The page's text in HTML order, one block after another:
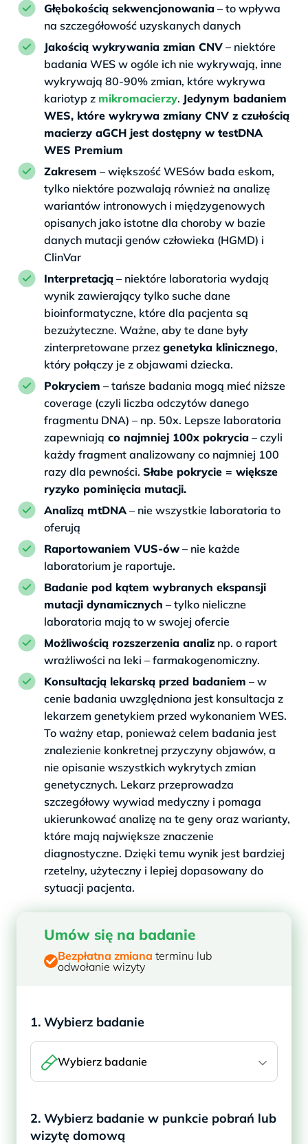
Głębokością sekwencjonowania – to wpływa
na szczegółowość uzyskanych danych
Jakością wykrywania zmian CNV – niektóre
badania WES w ogóle ich nie wykrywają, inne
wykrywają 80-90% zmian, które wykrywa
kariotyp z mikromacierzy. Jedynym badaniem
WES, które wykrywa zmiany CNV z czułością
macierzy aGCH jest dostępny w testDNA
WES Premium
Zakresem – większość WESów bada eskom,
tylko niektóre pozwalają również na analizę
wariantów intronowych i międzygenowych
opisanych jako istotne dla choroby w bazie
danych mutacji genów człowieka (HGMD) i
ClinVar
Interpretacją – niektóre laboratoria wydają
wynik zawierający tylko suche dane
bioinformatyczne, które dla pacjenta są
bezużyteczne. Ważne, aby te dane były
zinterpretowane przez genetyka klinicznego,
który połączy je z objawami dziecka.
Pokryciem – tańsze badania mogą mieć niższe
coverage (czyli liczba odczytów danego
fragmentu DNA) – np. 50x. Lepsze laboratoria
zapewniają co najmniej 100x pokrycia – czyli
każdy fragment analizowany co najmniej 100
razy dla pewności. Słabe pokrycie = większe
ryzyko pominięcia mutacji.
Analizą mtDNA – nie wszystkie laboratoria to
oferują
Raportowaniem VUS-ów – nie każde
laboratorium je raportuje.
Badanie pod kątem wybranych ekspansji
mutacji dynamicznych – tylko nieliczne
laboratoria mają to w swojej ofercie
Możliwością rozszerzenia analiz np. o raport
wrażliwości na leki – farmakogenomiczny.
Konsultacją lekarską przed badaniem – w
cenie badania uwzględniona jest konsultacja z
lekarzem genetykiem przed wykonaniem WES.
To ważny etap, ponieważ celem badania jest
znalezienie konkretnej przyczyny objawów, a
nie opisanie wszystkich wykrytych zmian
genetycznych. Lekarz przeprowadza
szczegółowy wywiad medyczny i pomaga
ukierunkować analizę na te geny oraz warianty,
które mają największe znaczenie
diagnostyczne. Dzięki temu wynik jest bardziej
rzetelny, użyteczny i lepiej dopasowany do
sytuacji pacjenta.
Umów się na badanie
Bezpłatna zmiana terminu lub
odwołanie wizyty
1. Wybierz badanie
Wybierz badanie
2. Wybierz badanie w punkcie pobrań lub
wizytę domową